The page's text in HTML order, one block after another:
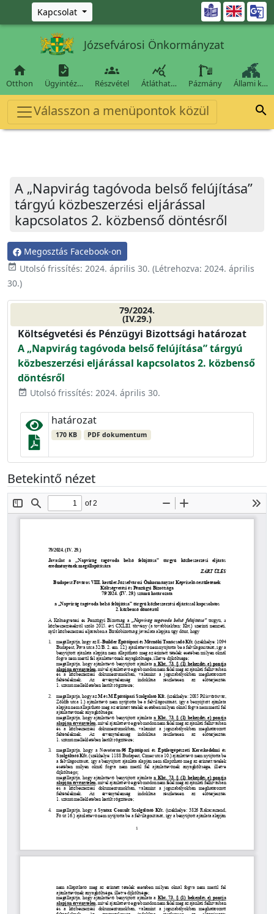
Ugrás a fő tartalomra
Kapcsolat 
Józsefvárosi Önkormányzat

Otthon

Ügyintéz…

Részvétel

Átláthat… Pázmány Állami k…
Válasszon a menüpontok közül 
A „Napvirág tagóvoda belső felújítása”
tárgyú közbeszerzési eljárással
kapcsolatos 2. közbenső döntésről
Megosztás Facebook-on
event_available Utolsó frissítés: 2024. április 30. (Létrehozva: 2024. április
30.)
79/2024.
(IV.29.)
Költségvetési és Pénzügyi Bizottsági határozat
A „Napvirág tagóvoda belső felújítása” tárgyú
közbeszerzési eljárással kapcsolatos 2. közbenső
döntésről
event_available Utolsó frissítés: 2024. április 30.
határozat
170 KB PDF dokumentum
Betekintő nézet